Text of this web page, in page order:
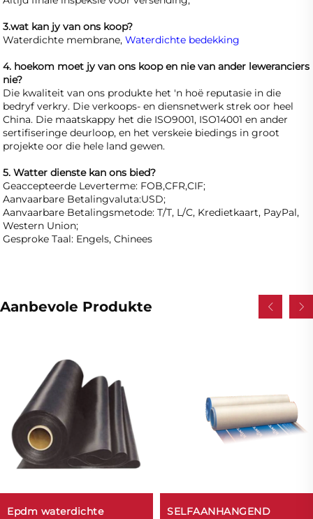
3.wat kan jy van ons koop?
Waterdichte membrane, Waterdichte bedekking
4. hoekom moet jy van ons koop en nie van ander leweranciers
nie?
Die kwaliteit van ons produkte het 'n hoë reputasie in die
bedryf verkry. Die verkoops- en diensnetwerk strek oor heel
China. Die maatskappy het die ISO9001, ISO14001 en ander
sertifiseringe deurloop, en het verskeie biedings in groot
projekte oor die hele land gewen.
5. Watter dienste kan ons bied?
Geaccepteerde Leverterme: FOB,CFR,CIF;
Aanvaarbare Betalingvaluta:USD;
Aanvaarbare Betalingsmetode: T/T, L/C, Kredietkaart, PayPal,
Western Union;
Gesproke Taal: Engels, Chinees
Aanbevole Produkte
Epdm waterdichte
SELFAANHANGEND